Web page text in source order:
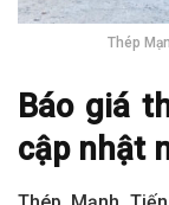
Thép
Báo giá
cập nhật